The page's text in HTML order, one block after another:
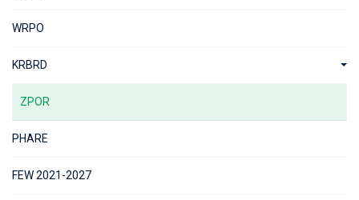
WRPO
KRBRD
ZPOR
PHARE
FEW 2021-2027